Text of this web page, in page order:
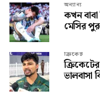
অন্যান্য
কখন
মেসির
ক্রিকেট
ভালবাসা